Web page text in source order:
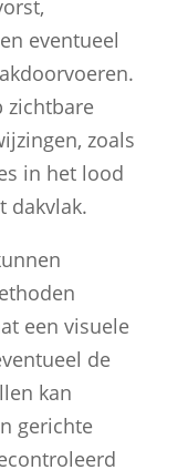
eventueel
zichtbare
zoals
in het lood
dakvlak.
een visuele
de
kan
gerichte